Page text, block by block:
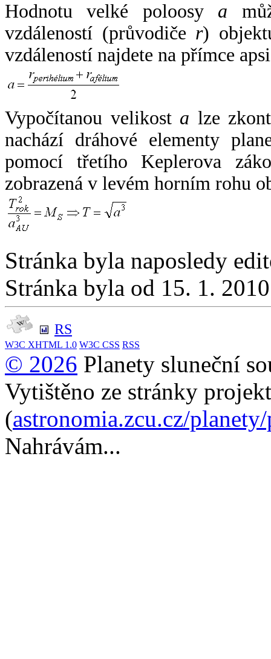
Hodnotu velké poloosy a
vzdáleností (průvodiče r)
vzdáleností najdete na přímce
Vypočítanou velikost a lze
nachází dráhové elementy
pomocí třetího Keplerova
zobrazená v levém horním rohu
Stránka byla naposledy
Stránka byla od 15. 1.
RS
W3C XHTML 1.0 W3C CSS RSS
© 2026 Planety sluneční
Vytištěno ze stránky
(astronomia.zcu.cz/
Nahrávám...